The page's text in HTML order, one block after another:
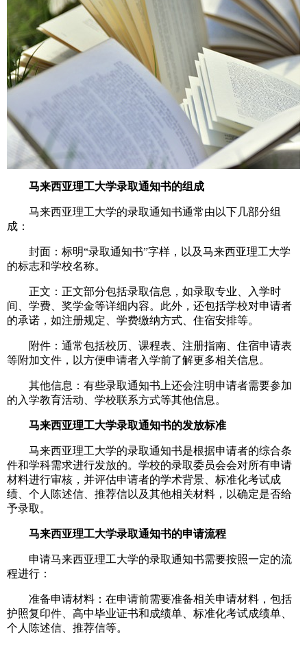
马来西亚理工大学录取通知书的组成
马来西亚理工大学的录取通知书通常由以下几部分组
成：
封面：标明“录取通知书”字样，以及马来西亚理工大学
的标志和学校名称。
正文：正文部分包括录取信息，如录取专业、入学时
间、学费、奖学金等详细内容。此外，还包括学校对申请者
的承诺，如注册规定、学费缴纳方式、住宿安排等。
附件：通常包括校历、课程表、注册指南、住宿申请表
等附加文件，以方便申请者入学前了解更多相关信息。
其他信息：有些录取通知书上还会注明申请者需要参加
的入学教育活动、学校联系方式等其他信息。
马来西亚理工大学录取通知书的发放标准
马来西亚理工大学的录取通知书是根据申请者的综合条
件和学科需求进行发放的。学校的录取委员会会对所有申请
材料进行审核，并评估申请者的学术背景、标准化考试成
绩、个人陈述信、推荐信以及其他相关材料，以确定是否给
予录取。
马来西亚理工大学录取通知书的申请流程
申请马来西亚理工大学的录取通知书需要按照一定的流
程进行：
准备申请材料：在申请前需要准备相关申请材料，包括
护照复印件、高中毕业证书和成绩单、标准化考试成绩单、
个人陈述信、推荐信等。